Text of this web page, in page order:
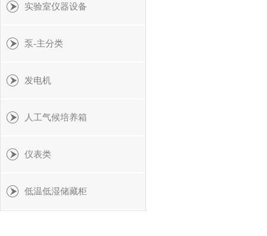
实验室仪器设备
泵-主分类
发电机
人工气候培养箱
仪表类
低温低湿储藏柜